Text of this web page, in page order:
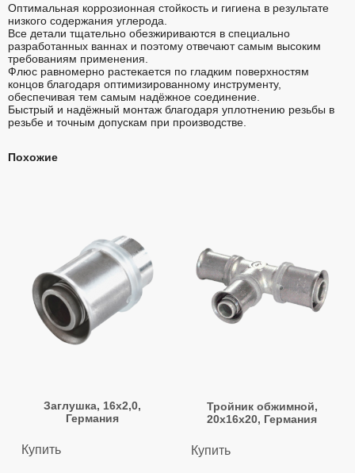
Оптимальная коррозионная стойкость и гигиена в результате
низкого содержания углерода.
Все детали тщательно обезжириваются в специально
разработанных ваннах и поэтому отвечают самым высоким
требованиям применения.
Флюс равномерно растекается по гладким поверхностям
концов благодаря оптимизированному инструменту,
обеспечивая тем самым надёжное соединение.
Быстрый и надёжный монтаж благодаря уплотнению резьбы в
резьбе и точным допускам при производстве.
Похожие
Заглушка, 16х2,0,
Германия
Купить
Тройник обжимной,
20х16х20, Германия
Купить